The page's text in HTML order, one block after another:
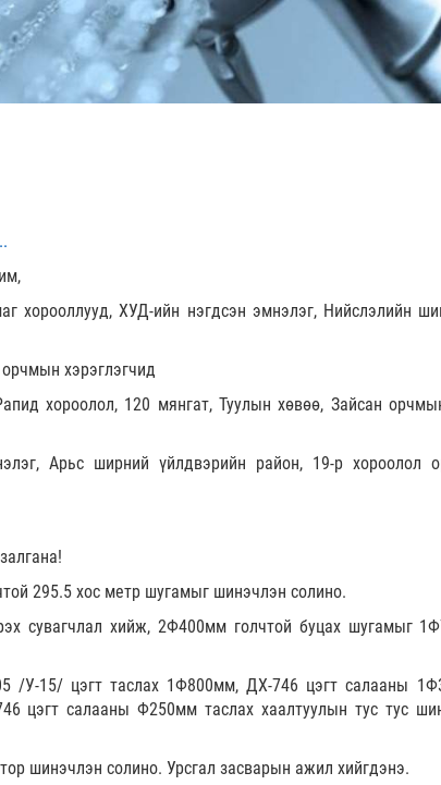
хорооллууд, ХУД-ийн нэгдсэн эмнэлэг, Нийслэлийн
хэрэглэгчид
хороолол, 120 мянгат, Туулын хөвөө, Зайсан
Арьс ширний үйлдвэрийн район, 19-р хороолол
295.5 хос метр шугамыг шинэчлэн солино.
сувагчлал хийж, 2Ф400мм голчтой буцах шугамыг
/У-15/ цэгт таслах 1Ф800мм, ДХ-746 цэгт салааны
цэгт салааны Ф250мм таслах хаалтуулын тус тус
шинэчлэн солино. Урсгал засварын ажил хийгдэнэ.